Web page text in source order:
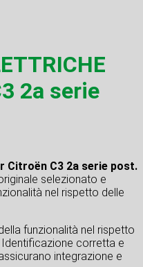
2a serie
C3 2a serie post.
selezionato e
nel rispetto delle
funzionalità nel rispetto
corretta e
integrazione e